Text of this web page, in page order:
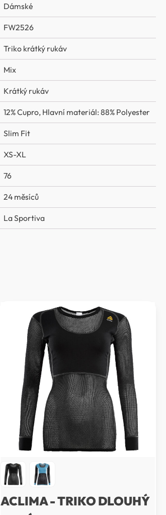
Dámské
FW2526
Triko krátký rukáv
Mix
Krátký rukáv
12% Cupro, Hlavní materiál: 88% Polyester
Slim Fit
XS-XL
76
24 měsíců
La Sportiva
ACLIMA - TRIKO DLOUHÝ